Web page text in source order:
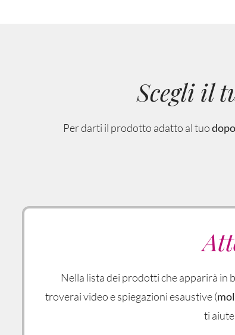
Scegli il
Per darti il prodotto adatto al tuo
Nella lista dei prodotti che apparirà in
troverai video e spiegazioni esaustive (
ti